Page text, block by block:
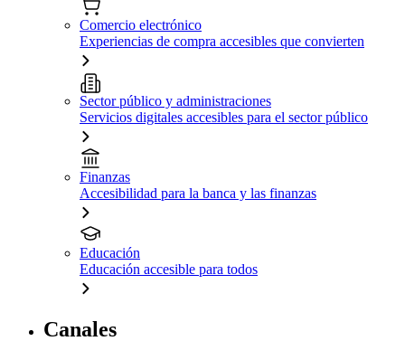
Comercio electrónico
Experiencias de compra accesibles que convierten
Sector público y administraciones
Servicios digitales accesibles para el sector público
Finanzas
Accesibilidad para la banca y las finanzas
Educación
Educación accesible para todos
Canales